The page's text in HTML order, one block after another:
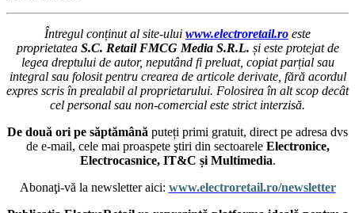
Întregul conținut al site-ului www.electroretail.ro este
proprietatea S.C. Retail FMCG Media S.R.L. și este protejat de
legea dreptului de autor, neputând fi preluat, copiat parțial sau
integral sau folosit pentru crearea de articole derivate, fără acordul
expres scris în prealabil al proprietarului. Folosirea în alt scop decât
cel personal sau non-comercial este strict interzisă.
De două ori pe săptămână puteți primi gratuit, direct pe adresa dvs
de e-mail, cele mai proaspete ştiri din sectoarele Electronice,
Electrocasnice, IT&C și Multimedia.
Abonaţi-vă la newsletter aici: www.electroretail.ro/newsletter